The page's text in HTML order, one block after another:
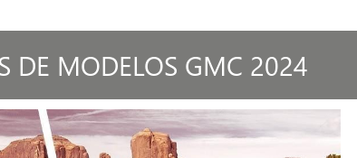
DE MODELOS GMC 2024